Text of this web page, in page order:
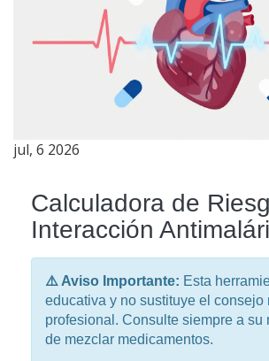
jul, 6 2026
Calculadora de
Interacción
⚠️ Aviso Importante: Esta
educativa y no sustituye el consejo
profesional. Consulte siempre a su
de mezclar medicamentos.